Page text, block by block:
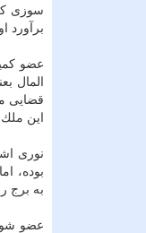
سوزی
برآورد اولیه ۸۰ درصد باغ
عضو كمیسیون ماد۷ قانون حفظ و گسترش شهرداری
این
نوری
بوده،
به برج را
عضو شورای